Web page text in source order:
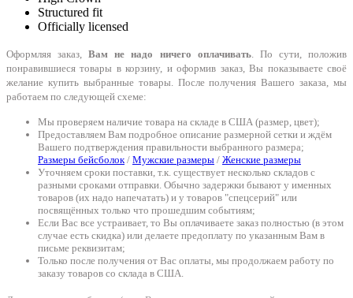
Structured fit
Officially licensed
Оформляя заказ,Вам не надо ничего оплачивать. По сути, положив
понравившиеся товары в корзину, и оформив заказ, Вы показываете своё
желание купить выбранные товары. После получения Вашего заказа, мы
работаем по следующей схеме:
Мы проверяем наличие товара на складе в США (размер, цвет);
Предоставляем Вам подробное описание размерной сетки и ждём
Вашего подтверждения правильности выбранного размера;
Размеры бейсболок/ Мужские размеры / Женские размеры
Уточняем сроки поставки, т.к. существует несколько складов с
разными сроками отправки. Обычно задержки бывают у именных
товаров (их надо напечатать) и у товаров "спецсерий" или
посвящённых только что прошедшим событиям;
Если Вас все устраивает, то Вы оплачиваете заказ полностью (в этом
случае есть скидка) или делаете предоплату по указанным Вам в
письме реквизитам;
Только после получения от Вас оплаты, мы продолжаем работу по
заказу товаров со склада в США.